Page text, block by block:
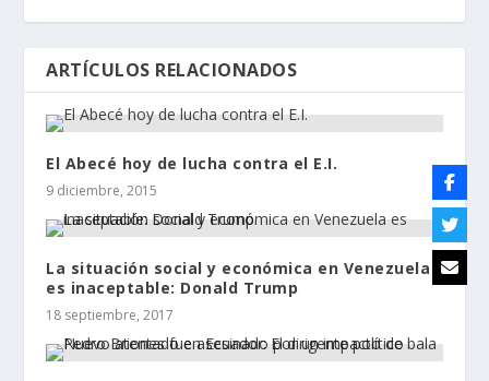
ARTÍCULOS RELACIONADOS
El Abecé hoy de lucha contra el E.I.
9 diciembre, 2015
La situación social y económica en Venezuela
es inaceptable: Donald Trump
18 septiembre, 2017